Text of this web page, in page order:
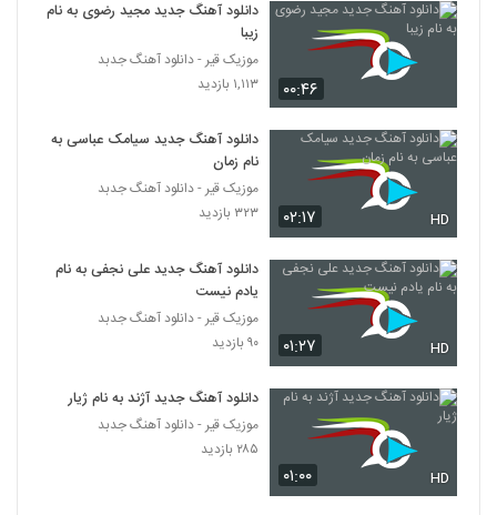
۰۰:۴۶
دانلود آهنگ جدید مجید رضوی به نام
زیبا
موزیک قیر - دانلود آهنگ جدبد
۱,۱۱۳ بازدید
۰۲:۱۷ HD
دانلود آهنگ جدید سیامک عباسی به
نام زمان
موزیک قیر - دانلود آهنگ جدبد
۳۲۳ بازدید
۰۱:۲۷ HD
دانلود آهنگ جدید علی نجفی به نام
یادم نیست
موزیک قیر - دانلود آهنگ جدبد
۹۰ بازدید
۰۱:۰۰ HD
دانلود آهنگ جدید آژند به نام ژیار
موزیک قیر - دانلود آهنگ جدبد
۲۸۵ بازدید